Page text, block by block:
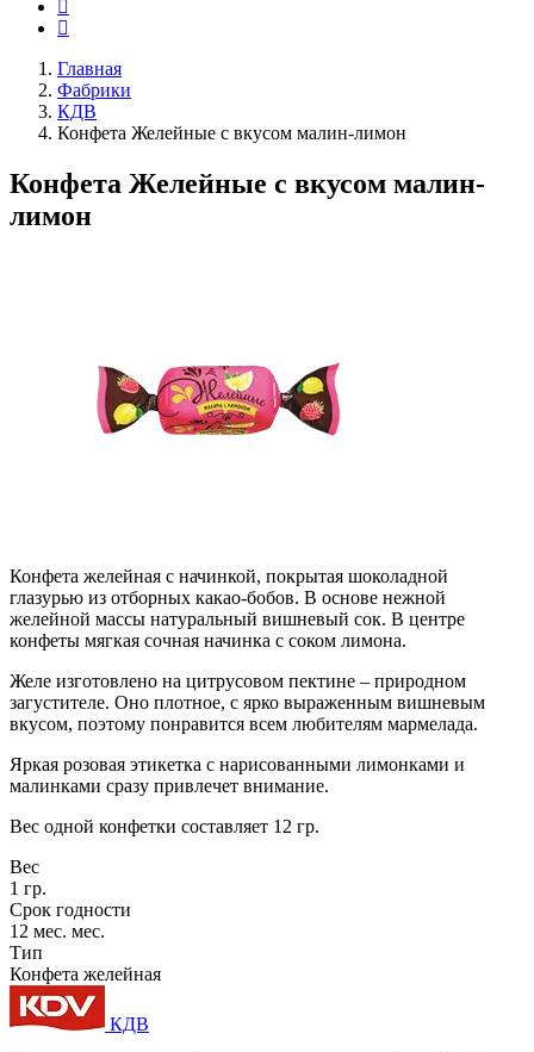
Главная
Фабрики
КДВ
Конфета Желейные с вкусом малин-лимон
Конфета Желейные с вкусом малин-
лимон
Конфета желейная с начинкой, покрытая шоколадной
глазурью из отборных какао-бобов. В основе нежной
желейной массы натуральный вишневый сок. В центре
конфеты мягкая сочная начинка с соком лимона.
Желе изготовлено на цитрусовом пектине – природном
загустителе. Оно плотное, с ярко выраженным вишневым
вкусом, поэтому понравится всем любителям мармелада.
Яркая розовая этикетка с нарисованными лимонками и
малинками сразу привлечет внимание.
Вес одной конфетки составляет 12 гр.
Вес
1 гр.
Срок годности
12 мес. мес.
Тип
Конфета желейная
КДВ